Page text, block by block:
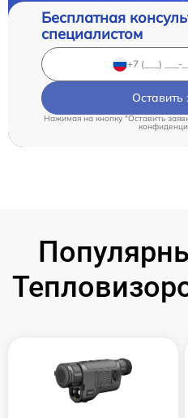
Бесплатная
специалистом
Оставить
Нажимая на кнопку "Оставить